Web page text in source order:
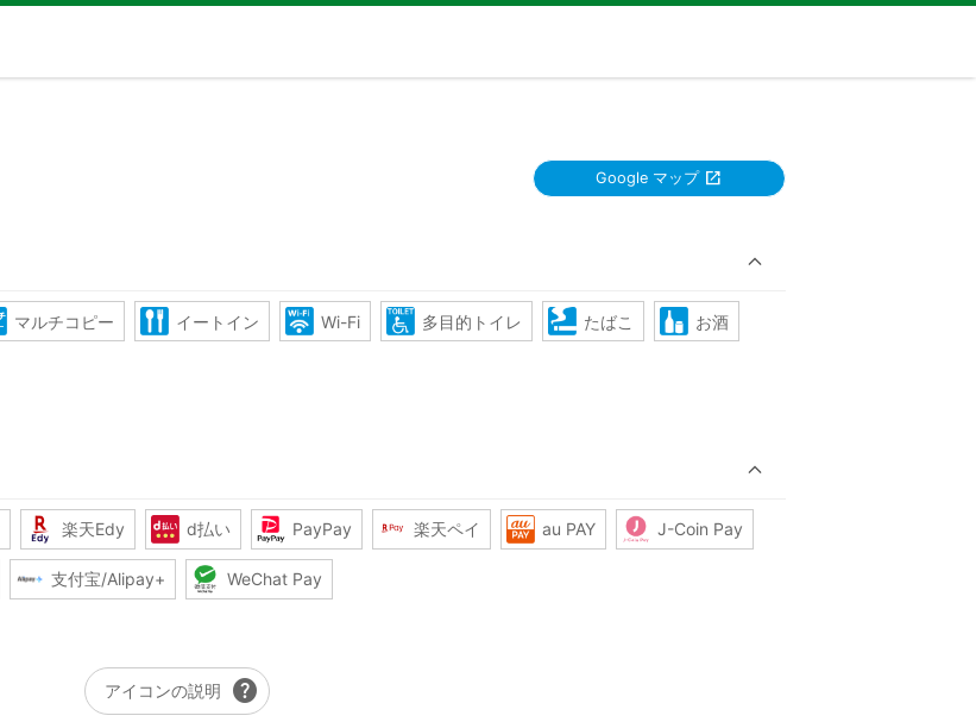
Google マップ
マルチコピー イートイン Wi-Fi 多目的トイレ たばこ お酒
楽天Edy d払い PayPay 楽天ペイ au PAY J-Coin Pay
支付宝/Alipay+ WeChat Pay
アイコンの説明 help